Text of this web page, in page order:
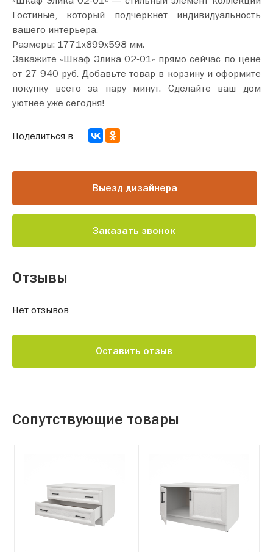
Гостиные, который подчеркнет индивидуальность
вашего интерьера.
Размеры: 1771х899х598 мм.
Закажите «Шкаф Элика 02-01» прямо сейчас по цене
от 27 940 руб. Добавьте товар в корзину и оформите
покупку всего за пару минут. Сделайте ваш дом
уютнее уже сегодня!
Выезд дизайнера
Заказать звонок
Поделиться в
Отзывы
Нет отзывов
Оставить отзыв
Сопутствующие товары